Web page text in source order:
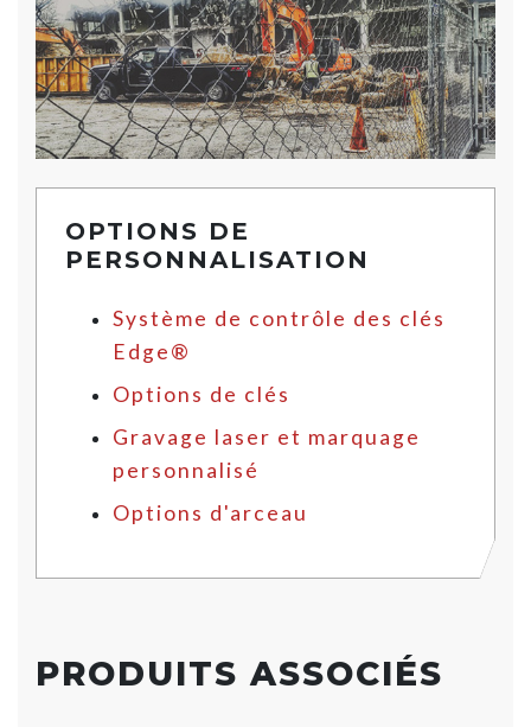
OPTIONS DE
PERSONNALISATION
Système de contrôle des clés
Edge®
Options de clés
Gravage laser et marquage
personnalisé
Options d'arceau
PRODUITS ASSOCIÉS